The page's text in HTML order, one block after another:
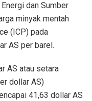
dan Sumber
minyak mentah
(ICP) pada
AS per barel.
AS atau setara
dollar AS)
41,63 dollar AS